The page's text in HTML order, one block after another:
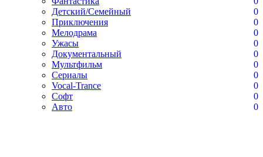
Детский/Семейный
0
Приключения
0
Мелодрама
0
Ужасы
0
Документальный
0
Мультфильм
0
Сериалы
0
Vocal-Trance
0
Софт
0
Авто
0